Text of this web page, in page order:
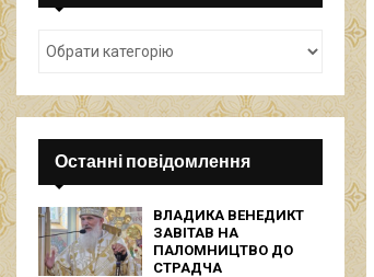
Останні повідомлення
ВЛАДИКА ВЕНЕДИКТ
ЗАВІТАВ НА
ПАЛОМНИЦТВО ДО
СТРАДЧА